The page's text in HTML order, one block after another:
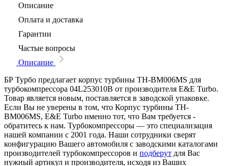
Описание
Оплата и доставка
Гарантии
Частые вопросы
Описание
БР Турбо предлагает корпус турбины TH-BM006MS для
турбокомпрессора 04L253010B от производителя E&E Turbo.
Товар является новым, поставляется в заводской упаковке.
Если Вы не уверены в том, что Корпус турбины TH-
BM006MS, E&E Turbo именно тот, что Вам требуется -
обратитесь к нам. Турбокомпрессоры — это специализация
нашей компании с 2001 года. Наши сотрудники сверят
конфигурацию Вашего автомобиля с заводскими каталогами
производителей турбокомпрессоров и подберут для Вас
нужный артикул и производителя, исходя из Ваших